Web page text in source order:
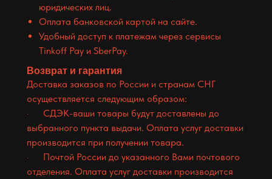
юридических лиц.
Оплата банковской картой на сайте.
Удобный доступ к платежам через сервисы
Tinkoff Pay и SberPay.
Возврат и гарантия
Доставка заказов по России и странам СНГ
осуществляется следующим образом:
· СДЭК-ваши товары будут доставлены до
выбранного пункта выдачи. Оплата услуг доставки
производится при получении товара.
· Почтой России до указанного Вами почтового
отделения. Оплата услуг доставки производится